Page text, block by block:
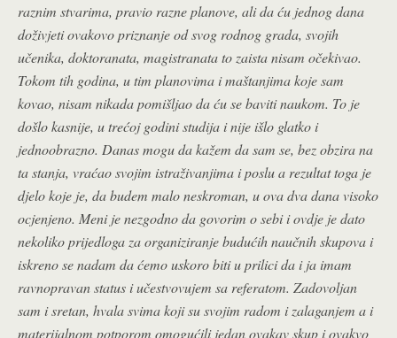
raznim stvarima, pravio razne planove, ali da ću jednog dana
doživjeti ovakovo priznanje od svog rodnog grada, svojih
učenika, doktoranata, magistranata to zaista nisam očekivao.
Tokom tih godina, u tim planovima i maštanjima koje sam
kovao, nisam nikada pomišljao da ću se baviti naukom. To je
došlo kasnije, u trećoj godini studija i nije išlo glatko i
jednoobrazno. Danas mogu da kažem da sam se, bez obzira na
ta stanja, vraćao svojim istraživanjima i poslu a rezultat toga je
djelo koje je, da budem malo neskroman, u ova dva dana visoko
ocjenjeno. Meni je nezgodno da govorim o sebi i ovdje je dato
nekoliko prijedloga za organiziranje budućih naučnih skupova i
iskreno se nadam da ćemo uskoro biti u prilici da i ja imam
ravnopravan status i učestvovujem sa referatom. Zadovoljan
sam i sretan, hvala svima koji su svojim radom i zalaganjem a i
materijalnom potporom omogućili jedan ovakav skup i ovakvo